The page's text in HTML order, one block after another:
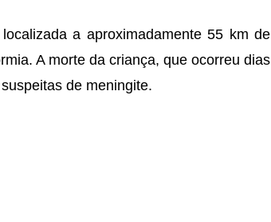
a aproximadamente 55 km de
A morte da criança, que ocorreu dias
de meningite.